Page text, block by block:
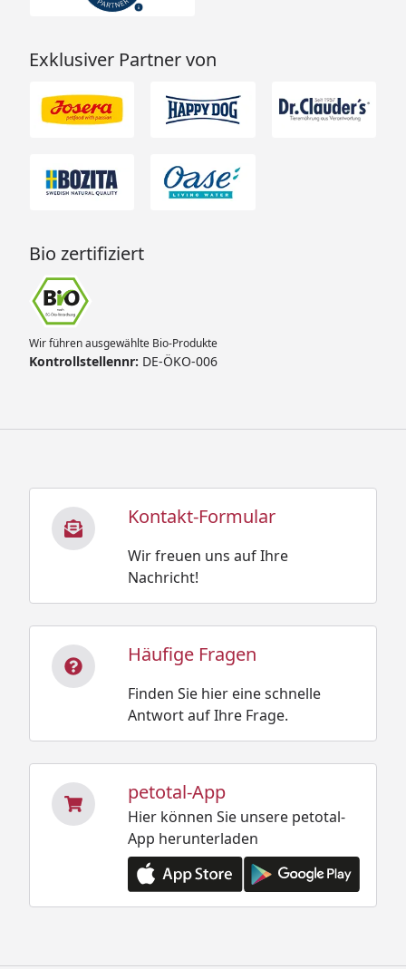
Exklusiver Partner von
Bio zertifiziert
Wir führen ausgewählte Bio-Produkte
Kontrollstellennr: DE-ÖKO-006
Kontakt-Formular
Wir freuen uns auf Ihre
Nachricht!
Häufige Fragen
Finden Sie hier eine schnelle
Antwort auf Ihre Frage.
petotal-App
Hier können Sie unsere petotal-
App herunterladen